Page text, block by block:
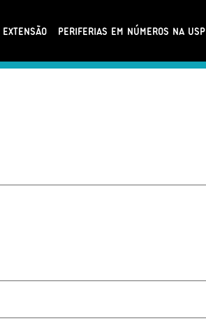
EXTENSÃO PERIFERIAS EM NÚMEROS NA USP